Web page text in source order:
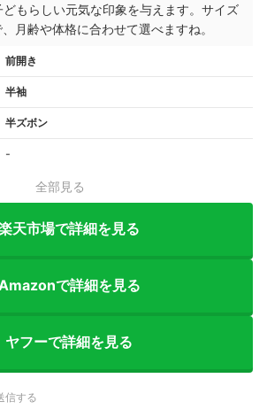
もらしい元気な印象を与えます。サイズ
月齢や体格に合わせて選べますね。
前開き
半袖
半ズボン
‐
全部見る
天市場で詳細を見る
で詳細を見る
ヤフーで詳細を見る
信する